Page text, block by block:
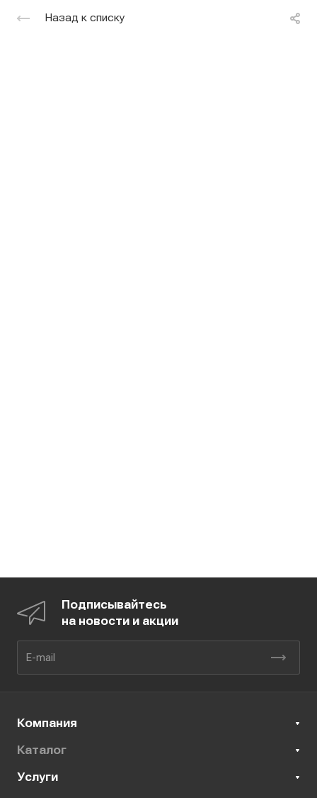
Назад к списку
Подписывайтесь
на новости и акции
Компания
Каталог
Услуги